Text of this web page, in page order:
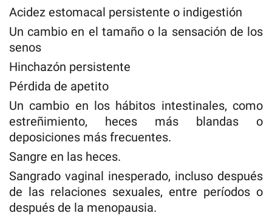
Acidez estomacal persistente o indigestión
Un cambio en el tamaño o la sensación de los
senos
Hinchazón persistente
Pérdida de apetito
Un cambio en los hábitos intestinales, como
estreñimiento, heces más blandas o
deposiciones más frecuentes.
Sangre en las heces.
Sangrado vaginal inesperado, incluso después
de las relaciones sexuales, entre períodos o
después de la menopausia.